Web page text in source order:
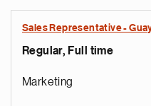
Sales Representative -
Regular, Full time
Marketing